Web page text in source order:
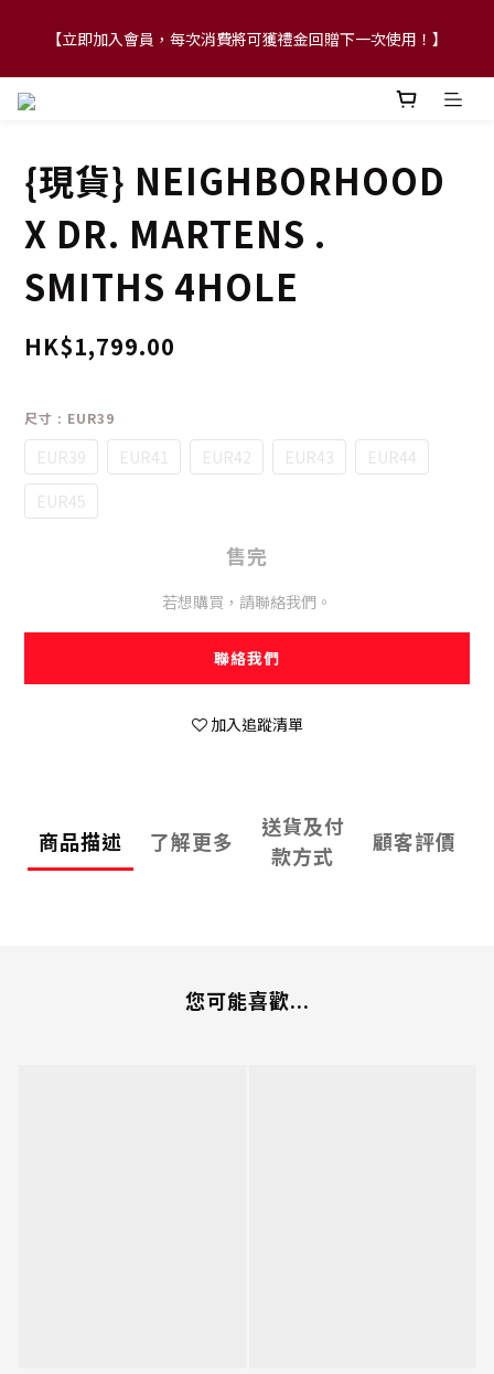
【FLASH SALE 兩件指定現貨產品即享88折】
【立即加入會員，每次消費將可獲禮金回贈下一次使用！】
【FLASH SALE 兩件指定現貨產品即享88折】
{現貨} NEIGHBORHOOD
X DR. MARTENS .
SMITHS 4HOLE
HK$1,799.00
尺寸 : EUR39
EUR39 EUR41 EUR42 EUR43
EUR44
EUR45
售完
若想購買，請聯絡我們。
聯絡我們
加入追蹤清單
商品描述 了解更多
送貨及付
款方式
顧客評價
您可能喜歡...